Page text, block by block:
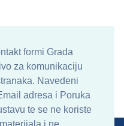
formi Grada
za komunikaciju
Navedeni
adresa i Poruka
te se ne koriste